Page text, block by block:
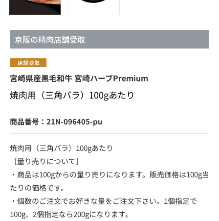
京阪の精肉店舗受取
宮崎県産黒毛和牛 宮崎ハーブPremium
焼肉用（三角バラ）100gあたり
商品番号：21N-096405-pu
焼肉用（三角バラ）100gあたり
［量り売りについて］
・商品は100gからの量り売りになります。販売価格は100g当
たりの価格です。
・個数のご注文でお好きな量をご注文下さい。1個指定で
100g、2個指定なら200gになります。